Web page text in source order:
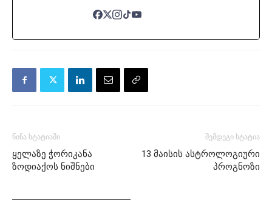
წინა სტატიაში
ყელაზე ჭორიკანა
ზოდიაქოს ნიშნები
შემდეგი სტატია
13 მაისის ასტროლოგიური
პროგნოზი